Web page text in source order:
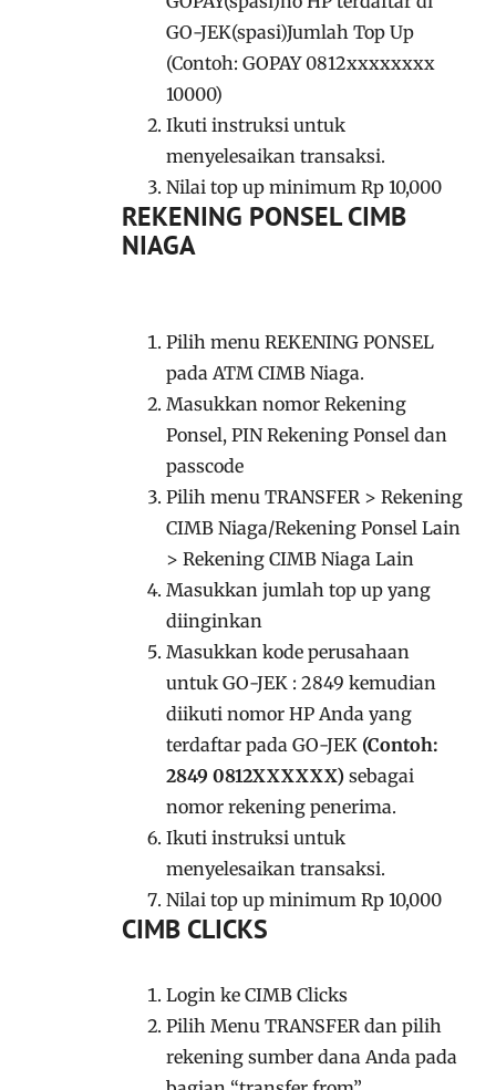
GO-JEK(spasi)Jumlah Top Up
(Contoh: GOPAY 0812xxxxxxxx
10000)
Ikuti instruksi untuk
menyelesaikan transaksi.
Nilai top up minimum Rp 10,000
REKENING PONSEL CIMB
NIAGA
Pilih menu REKENING PONSEL
pada ATM CIMB Niaga.
Masukkan nomor Rekening
Ponsel, PIN Rekening Ponsel dan
passcode
Pilih menu TRANSFER > Rekening
CIMB Niaga/Rekening Ponsel Lain
> Rekening CIMB Niaga Lain
Masukkan jumlah top up yang
diinginkan
Masukkan kode perusahaan
untuk GO-JEK : 2849 kemudian
diikuti nomor HP Anda yang
terdaftar pada GO-JEK (Contoh:
2849 0812XXXXXX) sebagai
nomor rekening penerima.
Ikuti instruksi untuk
menyelesaikan transaksi.
Nilai top up minimum Rp 10,000
CIMB CLICKS
Login ke CIMB Clicks
Pilih Menu TRANSFER dan pilih
rekening sumber dana Anda pada